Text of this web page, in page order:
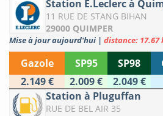
Station E.Leclerc à
11 RUE DE STANG BIHAN
29000 QUIMPER
Mise à jour aujourd'hui | distance: 17.67
Gazole SP95 SP98
2.149 €
2.009 €
2.049 €
Station à Pluguffan
RUE DE BEL AIR 35